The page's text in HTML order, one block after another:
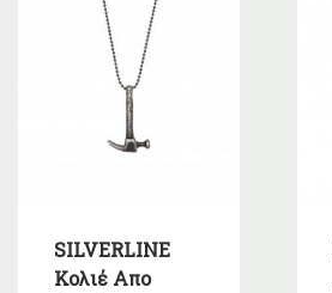
SILVERLINE
Κολιέ Απο